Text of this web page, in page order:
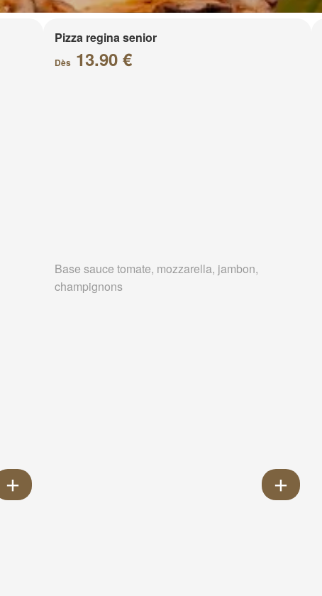
Pizza regina senior
Dès 13.90 €
Base sauce tomate, mozzarella, jambon,
champignons